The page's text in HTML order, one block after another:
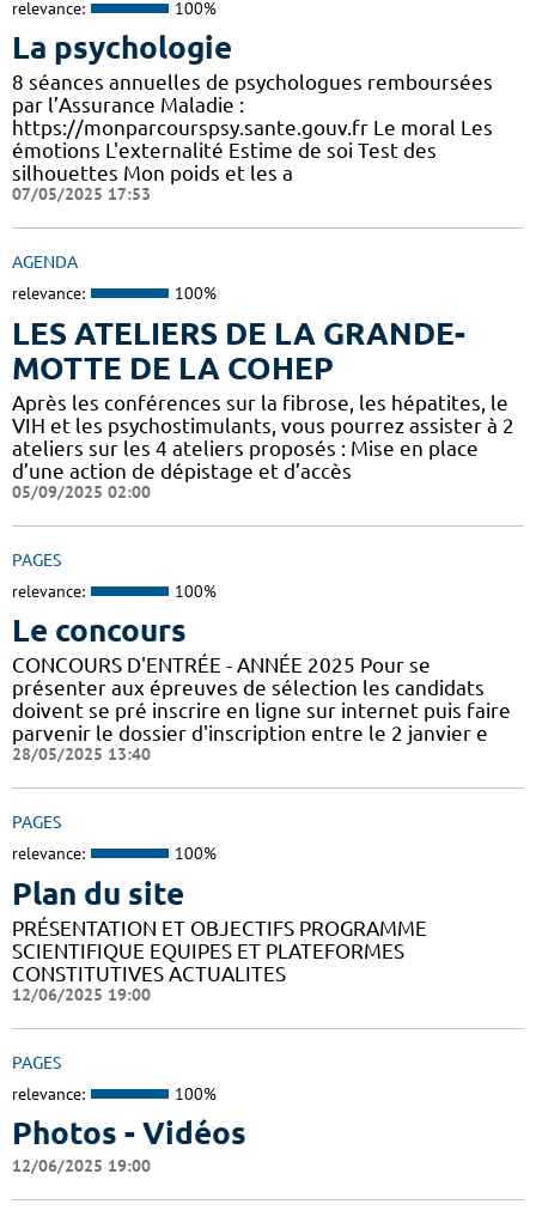
relevance: 100%
La psychologie
8 séances annuelles de psychologues remboursées
par l’Assurance Maladie :
https://monparcourspsy.sante.gouv.fr Le moral Les
émotions L'externalité Estime de soi Test des
silhouettes Mon poids et les a
07/05/2025 17:53
AGENDA
relevance: 100%
LES ATELIERS DE LA GRANDE-
MOTTE DE LA COHEP
Après les conférences sur la fibrose, les hépatites, le
VIH et les psychostimulants, vous pourrez assister à 2
ateliers sur les 4 ateliers proposés : Mise en place
d’une action de dépistage et d’accès
05/09/2025 02:00
PAGES
relevance: 100%
Le concours
CONCOURS D'ENTRÉE - ANNÉE 2025 Pour se
présenter aux épreuves de sélection les candidats
doivent se pré inscrire en ligne sur internet puis faire
parvenir le dossier d'inscription entre le 2 janvier e
28/05/2025 13:40
PAGES
relevance: 100%
Plan du site
PRÉSENTATION ET OBJECTIFS PROGRAMME
SCIENTIFIQUE EQUIPES ET PLATEFORMES
CONSTITUTIVES ACTUALITES
12/06/2025 19:00
PAGES
relevance: 100%
Photos - Vidéos
12/06/2025 19:00